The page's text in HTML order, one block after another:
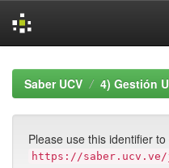
navigationSaber UCV 4) Gestión
Please use this identifier
https://saber.ucv.ve/